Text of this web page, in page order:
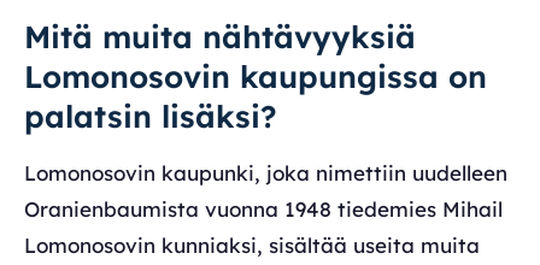
Mitä muita nähtävyyksiä
Lomonosovin kaupungissa on
palatsin lisäksi?
Lomonosovin kaupunki, joka nimettiin uudelleen
Oranienbaumista vuonna 1948 tiedemies Mihail
Lomonosovin kunniaksi, sisältää useita muita